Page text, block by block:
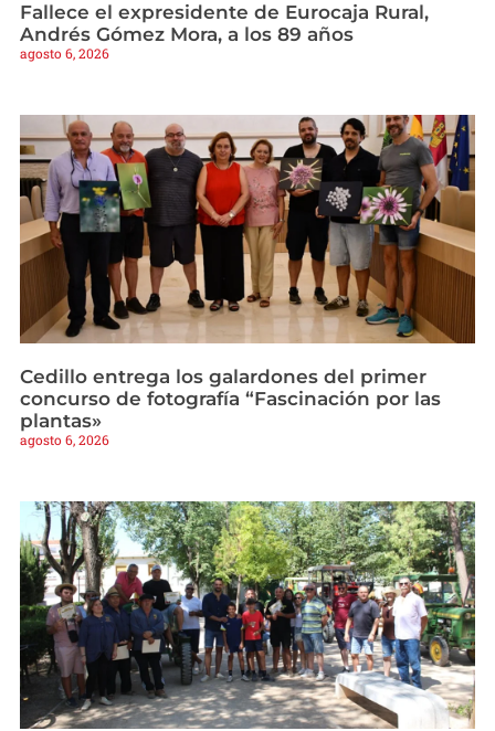
Fallece el expresidente de Eurocaja Rural,
Andrés Gómez Mora, a los 89 años
agosto 6, 2026
Cedillo entrega los galardones del primer
concurso de fotografía “Fascinación por las
plantas»
agosto 6, 2026